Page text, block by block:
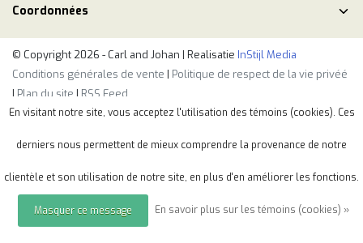
Coordonnées
© Copyright 2026 - Carl and Johan | Realisatie InStijl Media
Conditions générales de vente | Politique de respect de la vie privéé
| Plan du site | RSS Feed
En visitant notre site, vous acceptez l'utilisation des témoins (cookies). Ces
derniers nous permettent de mieux comprendre la provenance de notre
clientèle et son utilisation de notre site, en plus d'en améliorer les fonctions.
Masquer ce message En savoir plus sur les témoins (cookies) »